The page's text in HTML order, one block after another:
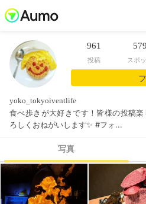
961
投稿
579
スポ
yoko_tokyoiventlife
食べ歩きが大好きです！皆様の投稿
ろしくおねがいします✨ #フォ...
写真